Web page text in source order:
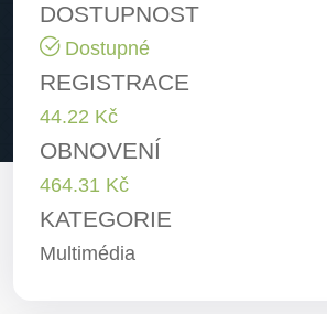
DOSTUPNOST
Dostupné
REGISTRACE
44.22 Kč
OBNOVENÍ
464.31 Kč
KATEGORIE
Multimédia